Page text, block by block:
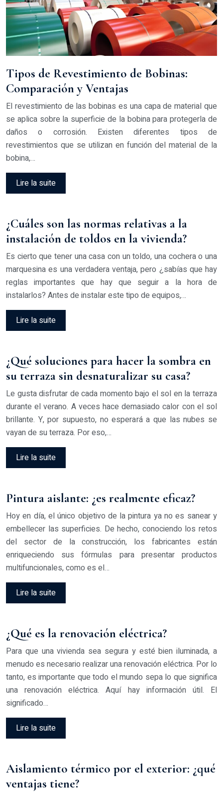
Tipos de Revestimiento de Bobinas:
Comparación y Ventajas
El revestimiento de las bobinas es una capa de material que
se aplica sobre la superficie de la bobina para protegerla de
daños o corrosión. Existen diferentes tipos de
revestimientos que se utilizan en función del material de la
bobina,…
Lire la suite
¿Cuáles son las normas relativas a la
instalación de toldos en la vivienda?
Es cierto que tener una casa con un toldo, una cochera o una
marquesina es una verdadera ventaja, pero ¿sabías que hay
reglas importantes que hay que seguir a la hora de
instalarlos? Antes de instalar este tipo de equipos,…
Lire la suite
¿Qué soluciones para hacer la sombra en
su terraza sin desnaturalizar su casa?
Le gusta disfrutar de cada momento bajo el sol en la terraza
durante el verano. A veces hace demasiado calor con el sol
brillante. Y, por supuesto, no esperará a que las nubes se
vayan de su terraza. Por eso,…
Lire la suite
Pintura aislante: ¿es realmente eficaz?
Hoy en día, el único objetivo de la pintura ya no es sanear y
embellecer las superficies. De hecho, conociendo los retos
del sector de la construcción, los fabricantes están
enriqueciendo sus fórmulas para presentar productos
multifuncionales, como es el…
Lire la suite
¿Qué es la renovación eléctrica?
Para que una vivienda sea segura y esté bien iluminada, a
menudo es necesario realizar una renovación eléctrica. Por lo
tanto, es importante que todo el mundo sepa lo que significa
una renovación eléctrica. Aquí hay información útil. El
significado…
Lire la suite
Aislamiento térmico por el exterior: ¿qué
ventajas tiene?